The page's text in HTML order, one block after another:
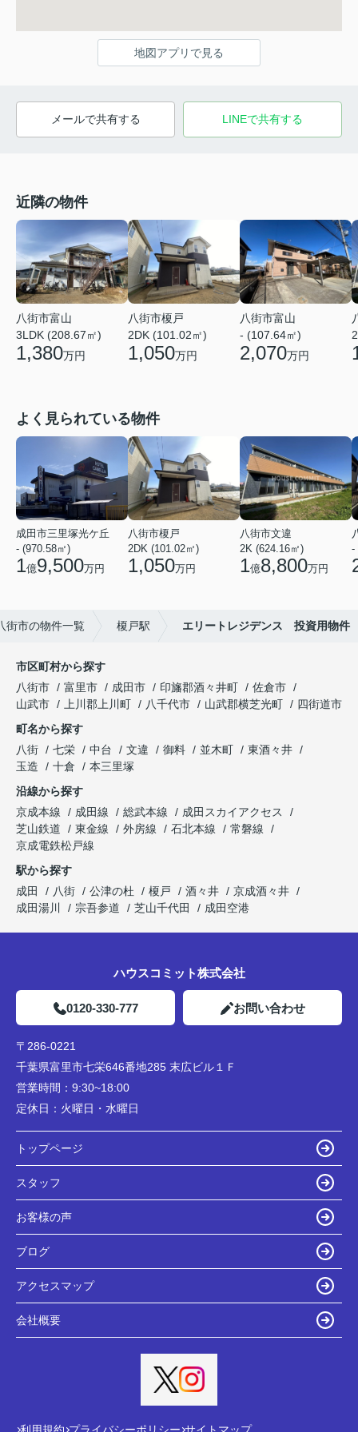
地図アプリで見る
メールで共有する LINEで共有する
近隣の物件
八街市富山
3LDK (208.67㎡)
1,380万円
八街市榎戸
2DK (101.02㎡)
1,050万円
八街市富山
- (107.64㎡)
2,070万円
よく見られている物件
成田市三里塚光ケ丘
- (970.58㎡)
1億9,500万円
八街市榎戸
2DK (101.02㎡)
1,050万円
八街市文違
2K (624.16㎡)
1億8,800万円
-
街市の物件一覧 榎戸駅 エリートレジデンス 投資用物件
市区町村から探す
八街市
富里市 成田市 印旛郡酒々井町
佐倉市
山武市
上川郡上川町 八千代市 山武郡横芝光町
四街道市
町名から探す
八街
七栄 中台 文違 御料 並木町
東酒々井
玉造
十倉
本三里塚
沿線から探す
京成本線
成田線 総武本線
成田スカイアクセス
芝山鉄道
東金線 外房線 石北本線
常磐線
京成電鉄松戸線
駅から探す
成田
八街 公津の杜 榎戸 酒々井
京成酒々井
成田湯川
宗吾参道 芝山千代田 成田空港
ハウスコミット株式会社
0120-330-777 お問い合わせ
〒286-0221
千葉県富里市七栄646番地285 末広ビル１Ｆ
営業時間： 9:30~18:00
定休日： 火曜日・水曜日
トップページ
スタッフ
お客様の声
ブログ
アクセスマップ
会社概要